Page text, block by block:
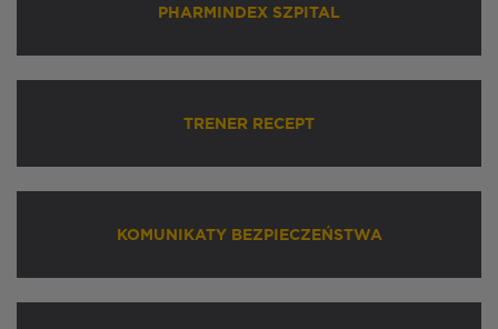
PHARMINDEX SZPITAL
TRENER RECEPT
KOMUNIKATY BEZPIECZEŃSTWA